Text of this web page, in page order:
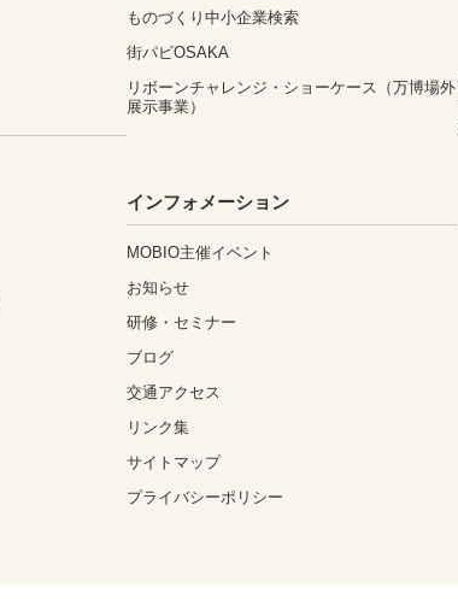
ものづくり中小企業検索
街パビOSAKA
リボーンチャレンジ・ショーケース（万博場外
展示事業）
インフォメーション
MOBIO主催イベント
お知らせ
研修・セミナー
ブログ
交通アクセス
リンク集
サイトマップ
プライバシーポリシー